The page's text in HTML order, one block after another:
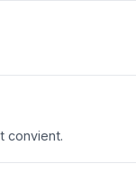
convient.